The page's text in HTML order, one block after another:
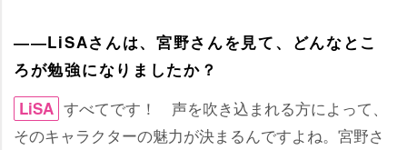
――LiSAさんは、宮野さんを見て、どんなとこ
ろが勉強になりましたか？
LiSA すべてです！ 声を吹き込まれる方によって、
そのキャラクターの魅力が決まるんですよね。宮野さ